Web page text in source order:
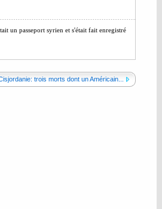
un passeport syrien et s'était fait enregistré
trois morts dont un Américain...